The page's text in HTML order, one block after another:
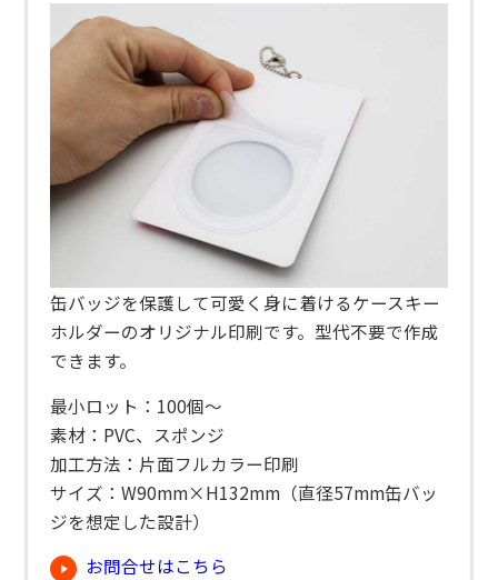
缶バッジを保護して可愛く身に着けるケースキー
ホルダーのオリジナル印刷です。型代不要で作成
できます。
最小ロット：100個～
素材：PVC、スポンジ
加工方法：片面フルカラー印刷
サイズ：W90mm×H132mm（直径57mm缶バッ
ジを想定した設計）
お問合せはこちら